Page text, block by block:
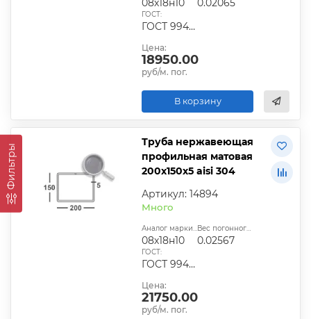
Фильтры
08х18н10 0.02065
ГОСТ:
ГОСТ 9940-81
Цена:
18950.00
руб/м. пог.
В корзину
Труба нержавеющая
профильная матовая
200х150х5 aisi 304
Артикул: 14894
Много
Аналог марки стали:
08х18н10
Вес погонного метра, т.:
0.02567
ГОСТ:
ГОСТ 9940-81
Цена:
21750.00
руб/м. пог.